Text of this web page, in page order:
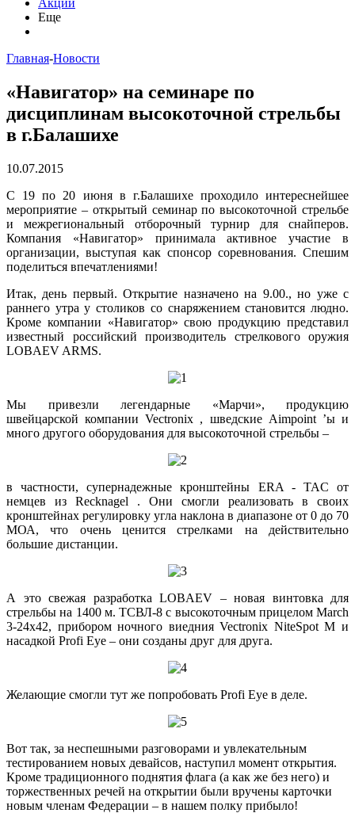
Акции
Еще
Главная-Новости
«Навигатор» на семинаре по
дисциплинам высокоточной стрельбы
в г.Балашихе
10.07.2015
С 19 по 20 июня в г.Балашихе проходило интереснейшее
мероприятие – открытый семинар по высокоточной стрельбе
и межрегиональный отборочный турнир для снайперов.
Компания «Навигатор» принимала активное участие в
организации, выступая как спонсор соревнования. Спешим
поделиться впечатлениями!
Итак, день первый. Открытие назначено на 9.00., но уже с
раннего утра у столиков со снаряжением становится людно.
Кроме компании «Навигатор» свою продукцию представил
известный российский производитель стрелкового оружия
LOBAEV ARMS.
Мы привезли легендарные «Марчи», продукцию
швейцарской компании Vectronix , шведские Aimpoint ’ы и
много другого оборудования для высокоточной стрельбы –
в частности, супернадежные кронштейны ERA - TAC от
немцев из Recknagel . Они смогли реализовать в своих
кронштейнах регулировку угла наклона в диапазоне от 0 до 70
МОА, что очень ценится стрелками на действительно
большие дистанции.
А это свежая разработка LOBAEV – новая винтовка для
стрельбы на 1400 м. ТСВЛ-8 с высокоточным прицелом March
3-24х42, прибором ночного виедния Vectronix NiteSpot M и
насадкой Profi Eye – они созданы друг для друга.
Желающие смогли тут же попробовать Profi Eye в деле.
Вот так, за неспешными разговорами и увлекательным
тестированием новых девайсов, наступил момент открытия.
Кроме традиционного поднятия флага (а как же без него) и
торжественных речей на открытии были вручены карточки
новым членам Федерации – в нашем полку прибыло!